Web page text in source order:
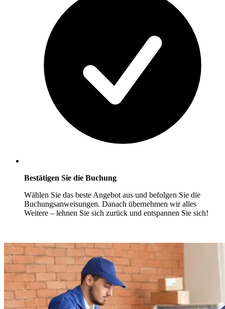
Bestätigen Sie die Buchung
Wählen Sie das beste Angebot aus und befolgen Sie die
Buchungsanweisungen. Danach übernehmen wir alles
Weitere – lehnen Sie sich zurück und entspannen Sie sich!